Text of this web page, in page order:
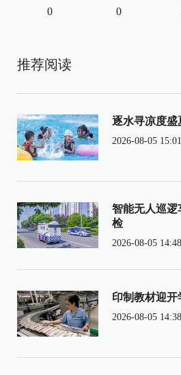
0 0
推荐阅读
逐水寻凉度盛
2026-08-05 15:01
智能无人巡逻
检
2026-08-05 14:48
印制教材迎开
2026-08-05 14:38